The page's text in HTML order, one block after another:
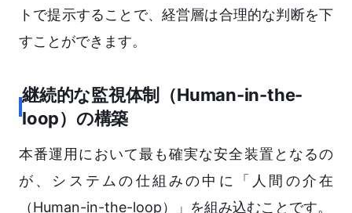
トで提示することで、経営層は合理的な判断を下
すことができます。
継続的な監視体制（Human-in-the-
loop）の構築
本番運用において最も確実な安全装置となるの
が、システムの仕組みの中に「人間の介在
（Human-in-the-loop）」を組み込むことです。